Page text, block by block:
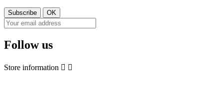
Follow us
Store information  